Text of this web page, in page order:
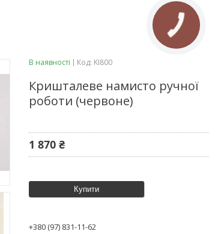
В наявності Код: KI800
Кришталеве намисто ручної
роботи (червоне)
1 870 ₴
Купити
+380 (97) 831-11-62